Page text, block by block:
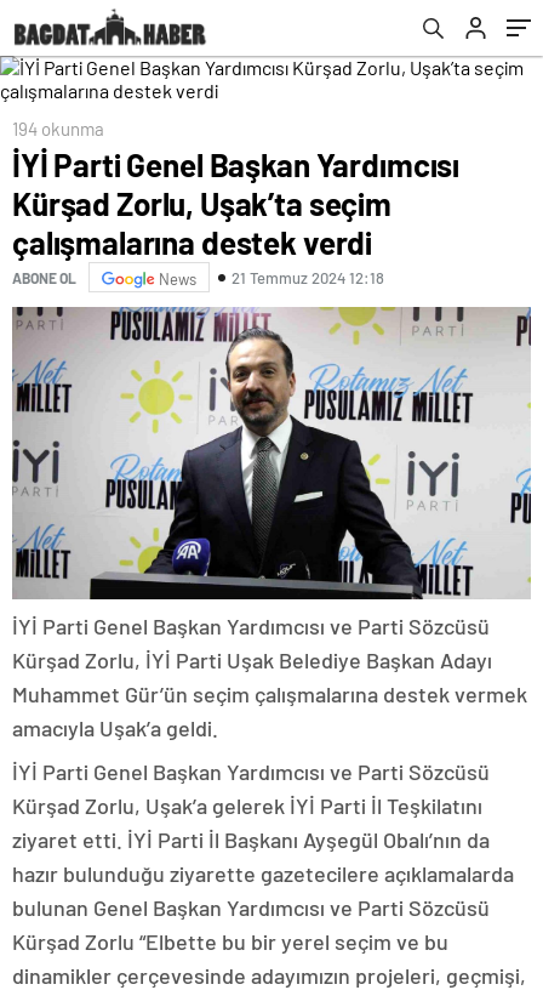
194 okunma
İYİ Parti Genel Başkan Yardımcısı
Kürşad Zorlu, Uşak’ta seçim
çalışmalarına destek verdi
ABONE OL News 21 Temmuz 2024 12:18
İYİ Parti Genel Başkan Yardımcısı ve Parti Sözcüsü
Kürşad Zorlu, İYİ Parti Uşak Belediye Başkan Adayı
Muhammet Gür’ün seçim çalışmalarına destek vermek
amacıyla Uşak’a geldi.
İYİ Parti Genel Başkan Yardımcısı ve Parti Sözcüsü
Kürşad Zorlu, Uşak’a gelerek İYİ Parti İl Teşkilatını
ziyaret etti. İYİ Parti İl Başkanı Ayşegül Obalı’nın da
hazır bulunduğu ziyarette gazetecilere açıklamalarda
bulunan Genel Başkan Yardımcısı ve Parti Sözcüsü
Kürşad Zorlu “Elbette bu bir yerel seçim ve bu
dinamikler çerçevesinde adayımızın projeleri, geçmişi,